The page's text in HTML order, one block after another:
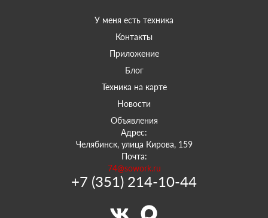
У меня есть техника
Контакты
Приложение
Блог
Техника на карте
Новости
Объявления
Адрес:
Челябинск, улица Кирова, 159
Почта:
74@sowork.ru
+7 (351) 214-10-44